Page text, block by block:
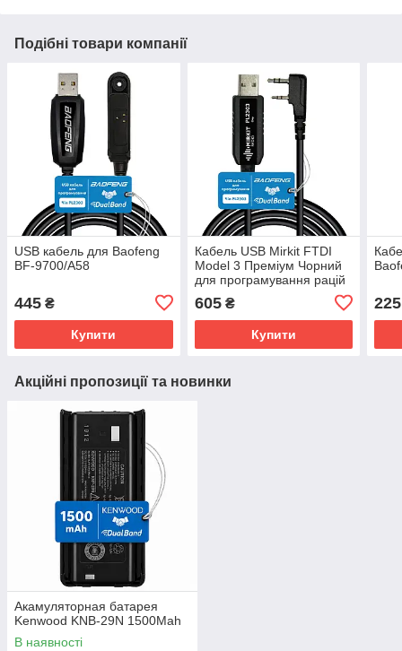
Подібні товари компанії
USB кабель для Baofeng
BF-9700/A58
445 ₴
Купити
Кабель USB Mirkit FTDI
Model 3 Преміум Чорний
для програмування рацій
з роз'ємом "K2" Baofeng
605₴
Купити
225
Акційні пропозиції та новинки
Акамуляторная батарея
Kenwood KNB-29N 1500Mah
В наявності